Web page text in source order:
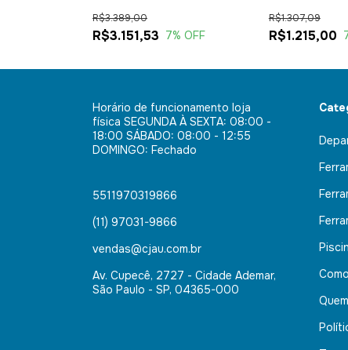
R$3.151,53
R$3.389,00
7% OFF R$1.215,00
R$1.307,09
Horário de funcionamento loja
física SEGUNDA À SEXTA: 08:00 -
18:00 SÁBADO: 08:00 - 12:55
DOMINGO: Fechado
5511970319866
(11) 97031-9866
vendas@cjau.com.br
Av. Cupecê, 2727 - Cidade Ademar,
São Paulo - SP, 04365-000